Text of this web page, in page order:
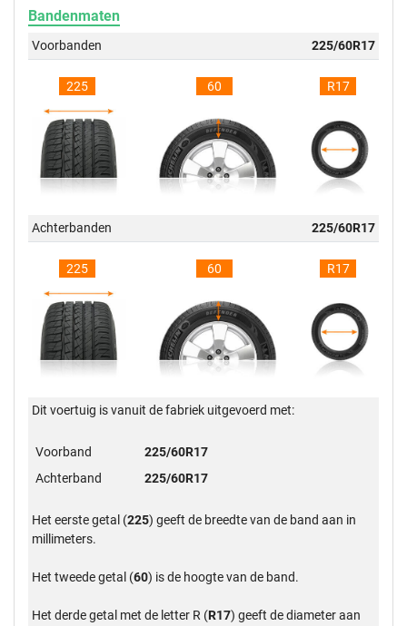
Bandenmaten
Voorbanden 225/60R17
225 60 R17
Achterbanden 225/60R17
225 60 R17
Dit voertuig is vanuit de fabriek uitgevoerd met:
Voorband
225/60R17
Achterband
225/60R17
Het eerste getal (225) geeft de breedte van de band aan in
millimeters.
Het tweede getal (60) is de hoogte van de band.
Het derde getal met de letter R (R17) geeft de diameter aan